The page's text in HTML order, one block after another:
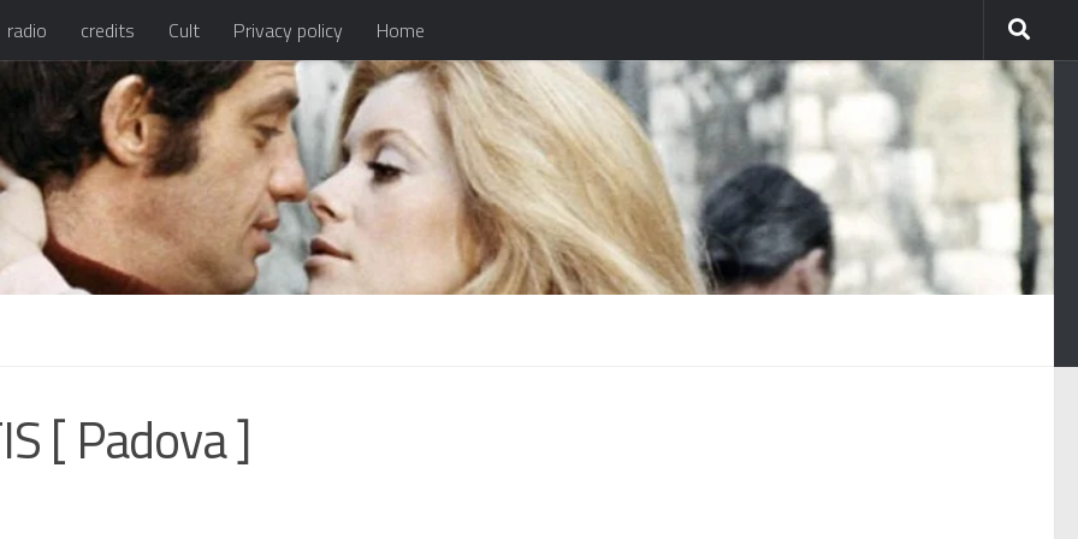
radio credits Cult Privacy policy Home
[ Padova ]